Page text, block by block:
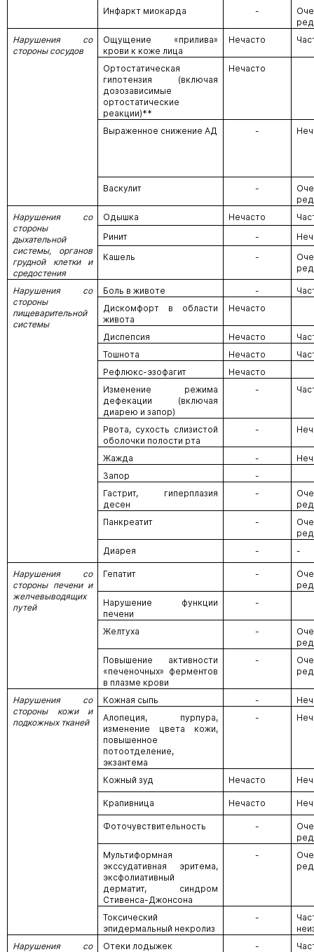
Инфаркт миокарда -
Нарушениясо
стороны сосудов
Ощущение «прилива»
крови к коже лица
Нечасто
Ортостатическая
гипотензия (включая
дозозависимые
ортостатические
реакции)**
Нечасто
Выраженное снижение АД -
Васкулит -
Нарушения со
стороны
дыхательной
системы, органов
грудной клетки и
средостения
Одышка Нечасто
Ринит
-
Кашель
-
Нарушения со
стороны
пищеварительной
системы
Боль в животе -
Дискомфорт в области
живота
Нечасто
Диспепсия Нечасто
Тошнота
Нечасто
Рефлюкс-эзофагит
Нечасто
Изменение режима
дефекации (включая
диарею и запор)
-
Рвота, сухость слизистой
оболочки полости рта
-
Жажда -
Запор
-
Гастрит, гиперплазия
десен
-
Панкреатит
-
Диарея
- -
Нарушения со
стороны печени и
желчевыводящих
путей
Гепатит -
Нарушение функции
печени
-
Желтуха -
Повышение активности
«печеночных» ферментов
в плазме крови
-
Нарушения со
стороны кожи и
подкожных тканей
Кожная сыпь -
Алопеция, пурпура,
изменение цвета кожи,
повышенное
потоотделение,
экзантема
-
Кожный зуд Нечасто
Крапивница Нечасто
Фоточувствительность -
Мультиформная
экссудативная эритема,
эксфолиативный
дерматит, синдром
Стивенса-Джонсона
-
Токсический
эпидермальный некролиз
-
Нарушения со
Отеки лодыжек -